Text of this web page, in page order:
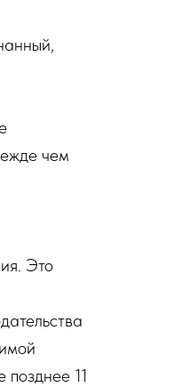
чем
Это
позднее 11